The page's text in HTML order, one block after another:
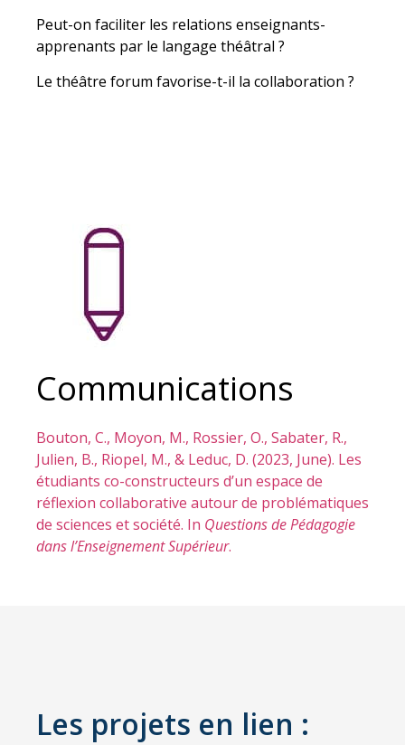
Peut-on faciliter les relations enseignants-
apprenants par le langage théâtral ?
Le théâtre forum favorise-t-il la collaboration ?
Communications
Bouton, C., Moyon, M., Rossier, O., Sabater, R.,
Julien, B., Riopel, M., & Leduc, D. (2023, June). Les
étudiants co-constructeurs d’un espace de
réflexion collaborative autour de problématiques
de sciences et société. In Questions de Pédagogie
dans l’Enseignement Supérieur.
Les projets en lien :